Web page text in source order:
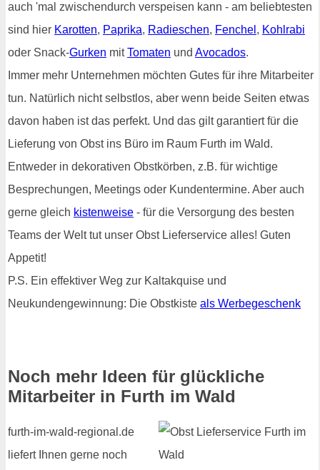
auch 'mal zwischendurch verspeisen kann - am beliebtesten
sind hier Karotten, Paprika, Radieschen, Fenchel , Kohlrabi
oder Snack-Gurken mitTomaten und Avocados.
Immer mehr Unternehmen möchten Gutes für ihre Mitarbeiter
tun. Natürlich nicht selbstlos, aber wenn beide Seiten etwas
davon haben ist das perfekt. Und das gilt garantiert für die
Lieferung von Obst ins Büro im Raum Furth im Wald.
Entweder in dekorativen Obstkörben, z.B. für wichtige
Besprechungen, Meetings oder Kundentermine. Aber auch
gerne gleich kistenweise - für die Versorgung des besten
Teams der Welt tut unser Obst Lieferservice alles! Guten
Appetit!
P.S. Ein effektiver Weg zur Kaltakquise und
Neukundengewinnung: Die Obstkiste als Werbegeschenk
Noch mehr Ideen für glückliche
Mitarbeiter in Furth im Wald
furth-im-wald-regional.de
liefert Ihnen gerne noch